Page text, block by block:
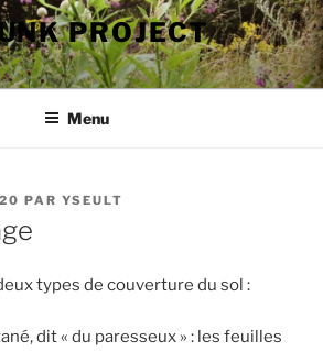
PROJECT
Menu
PAR YSEULT
types de couverture du sol :
dit « du paresseux » : les feuilles